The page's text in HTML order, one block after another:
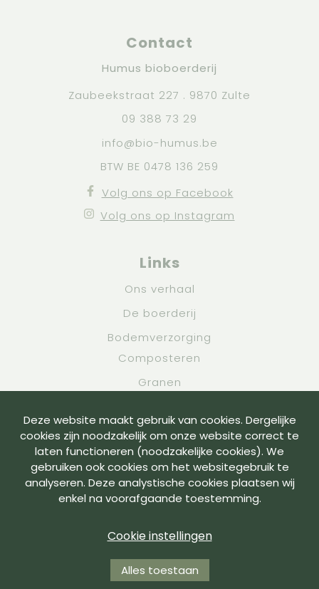
Contact
Humus bioboerderij
Zaubeekstraat 227 . 9870 Zulte
09 388 73 29
info@bio-humus.be
BTW BE 0478 136 259
Volg ons op Facebook
Volg ons op Instagram
Links
Ons verhaal
De boerderij
Bodemverzorging
Composteren
Granen
Contact
Privacybeleid
Cookies
Voorwaarden
Made by Grafica
Deze website maakt gebruik van cookies. Dergelijke
cookies zijn noodzakelijk om onze website correct te
laten functioneren (noodzakelijke cookies). We
gebruiken ook cookies om het websitegebruik te
analyseren. Deze analystische cookies plaatsen wij
enkel na voorafgaande toestemming.
Cookie instellingen
Alles toestaan